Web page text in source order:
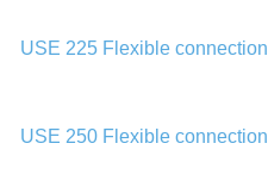
USE 225 Flexible connection
USE 250 Flexible connection